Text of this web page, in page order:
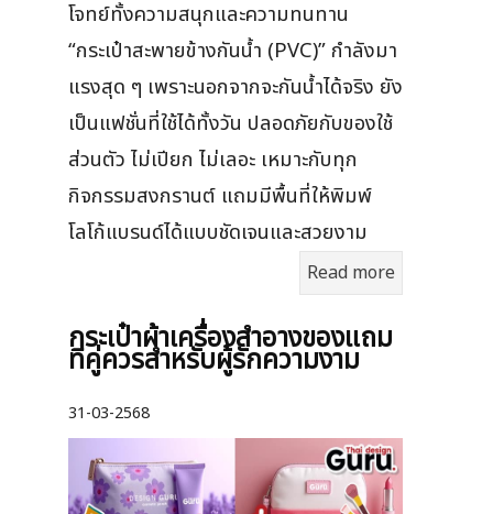
โจทย์ทั้งความสนุกและความทนทาน
“กระเป๋าสะพายข้างกันน้ำ (PVC)” กำลังมา
แรงสุด ๆ เพราะนอกจากจะกันน้ำได้จริง ยัง
เป็นแฟชั่นที่ใช้ได้ทั้งวัน ปลอดภัยกับของใช้
ส่วนตัว ไม่เปียก ไม่เลอะ เหมาะกับทุก
กิจกรรมสงกรานต์ แถมมีพื้นที่ให้พิมพ์
โลโก้แบรนด์ได้แบบชัดเจนและสวยงาม
Read more
กระเป๋าผ้าเครื่องสําอางของแถม
ที่คู่ควรสำหรับผู้รักความงาม
31-03-2568